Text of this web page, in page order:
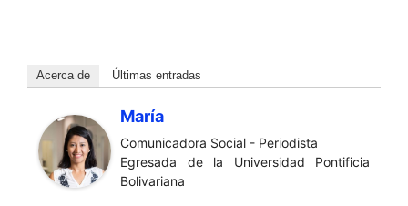
Acerca de Últimas entradas
María
Comunicadora Social - Periodista
Egresada de la Universidad Pontificia
Bolivariana